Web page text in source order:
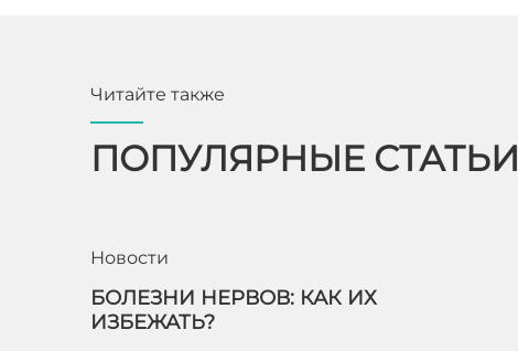
Читайте также
ПОПУЛЯРНЫЕ СТАТЬИ
Новости
БОЛЕЗНИ НЕРВОВ: КАК ИХ
ИЗБЕЖАТЬ?